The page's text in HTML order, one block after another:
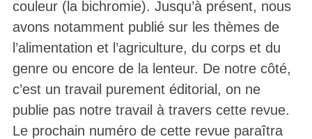
couleur (la bichromie). Jusqu’à présent, nous
avons notamment publié sur les thèmes de
l’alimentation et l’agriculture, du corps et du
genre ou encore de la lenteur. De notre côté,
c’est un travail purement éditorial, on ne
publie pas notre travail à travers cette revue.
Le prochain numéro de cette revue paraîtra